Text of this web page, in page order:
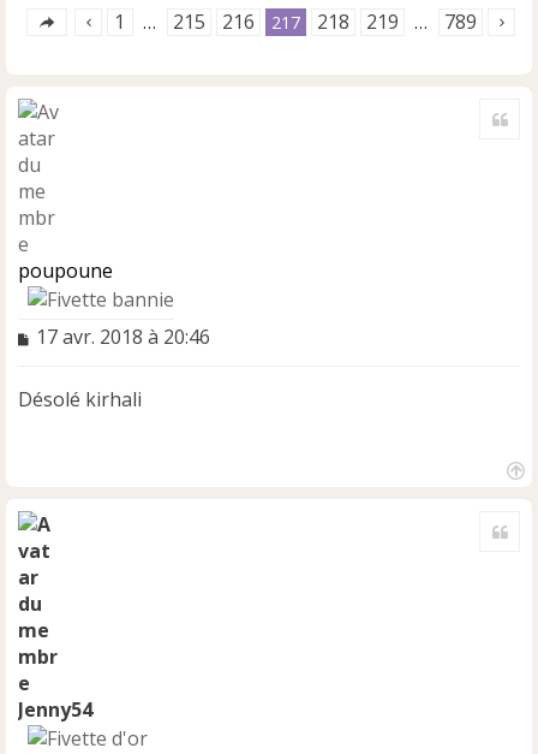
1 … 215 216 217 218 219 … 789
poupoune
M
s
o
n
l
u
17 avr. 2018 à 20:46
Désolé kirhali
Jenny54